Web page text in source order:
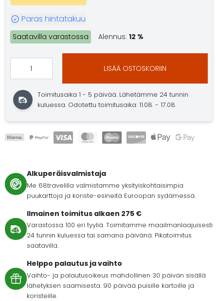
Paras hintatakuu
Saatavilla varastossa Alennus: 12 %
LISÄÄ OSTOSKORIIN
Toimitusaika 1 - 5 päivää. Lähetämme 24 tunnin
kuluessa. Odotettu toimitusaika: 11.08. - 17.08.
Alkuperäisvalmistaja
Me 68travelilla valmistamme yksityiskohtaisimpia
puukarttoja ja koriste-esineitä Euroopan sydämessä.
Ilmainen toimitus alkaen 275 €
Varastossa 100 eri tyyliä. Toimitamme maailmanlaajuisesti
24 tunnin kuluessa tai samana päivänä. Pikatoimitus
saatavilla.
Helppo palautus ja vaihto
Vaihto- ja palautusoikeus mahdollinen 30 päivän sisällä
lähetyksen saamisesta. 90 päivää puisille kartoille ja
koristeille.